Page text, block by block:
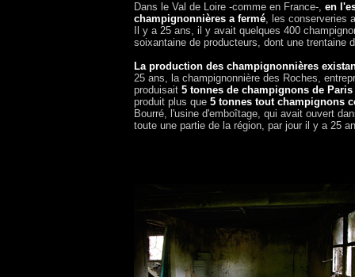
Dans le Val de Loire -comme en France-, en
champignonnières a fermé, les conserveries
Il y a 25 ans, il y avait quelques 400
soixantaine de producteurs, dont une trentaine
La production des champignonnières
25 ans, la champignonnière des Roches,
produisait 5 tonnes de champignons de
produit plus que 5 tonnes tout champignons
Bourré, l'usine d'emboîtage, qui avait ouvert
toute une partie de la région, par jour il y a 25